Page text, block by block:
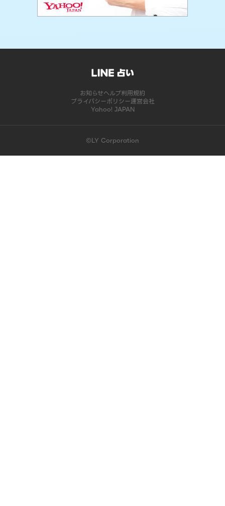
お知らせヘルプ利用規約
プライバシーポリシー運営会社
Yahoo! JAPAN
©LY Corporation
このコンテンツは掲載が終了しました | LINE占い